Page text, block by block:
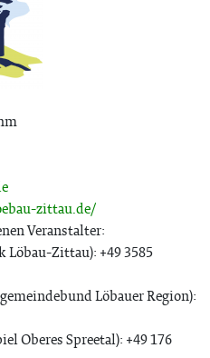
zittau.de/
Veranstalter:
Löbau-Zittau): +49 3585
Löbauer Region):
Oberes Spreetal): +49 176